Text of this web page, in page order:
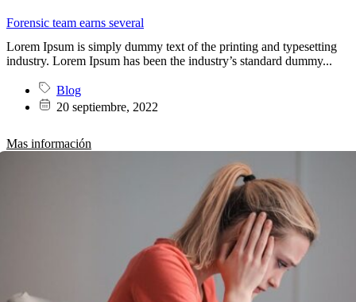
Forensic team earns several
Lorem Ipsum is simply dummy text of the printing and typesetting
industry. Lorem Ipsum has been the industry’s standard dummy...
Blog
20 septiembre, 2022
Mas información